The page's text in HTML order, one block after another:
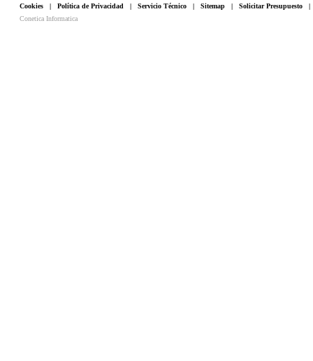
Cookies | Política de Privacidad | Servicio Técnico | Sitemap | Solicitar Presupuesto
Conetica Informatica